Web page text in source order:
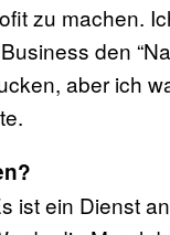
zu machen.
den
aber ich
ist ein Dienst